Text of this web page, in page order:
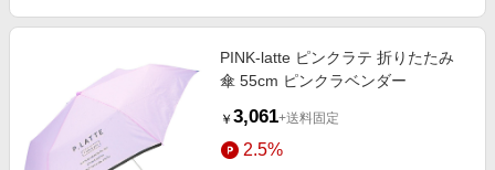
PINK-latte ピンクラテ 折りたたみ
傘 55cm ピンクラベンダー
￥ 3,061+送料固定
2.5%